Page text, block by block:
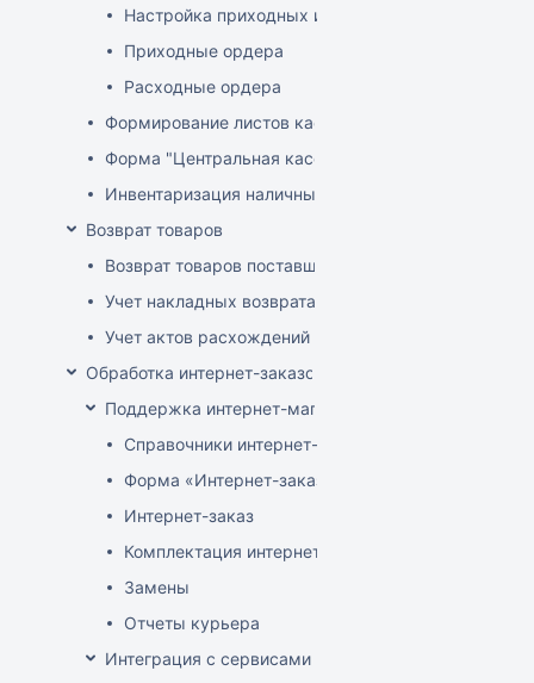
Настройка приходных и расходных ордеров
Приходные ордера
Расходные ордера
Формирование листов кассовой книги
Форма "Центральная касса"
Инвентаризация наличных в Центральной кассе
Возврат товаров
Возврат товаров поставщику
Учет накладных возврата товара от покупателей
Учет актов расхождений при возврате товара от
Обработка интернет-заказов
Поддержка интернет-магазина
Справочники интернет-магазина
Форма «Интернет-заказы»
Интернет-заказ
Комплектация интернет-заказов
Замены
Отчеты курьера
Интеграция с сервисами доставки